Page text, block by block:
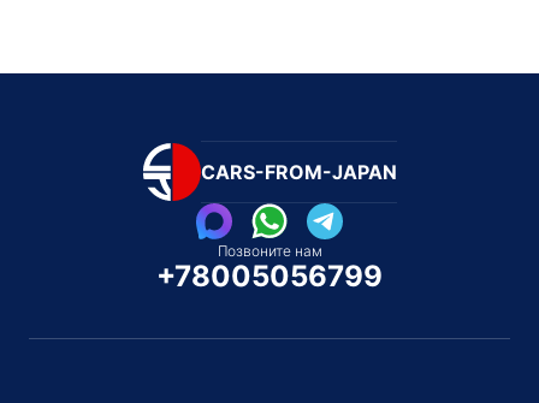
CARS-FROM-JAPAN
Позвоните нам
+78005056799